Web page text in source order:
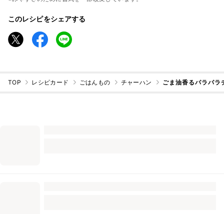
このレシピをシェアする
TOP レシピカード ごはんもの チャーハン ごま油香るパラパラ